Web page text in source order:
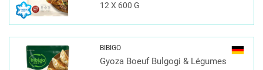
12 X 600 G
BIBIGO
Gyoza Boeuf Bulgogi & Légumes